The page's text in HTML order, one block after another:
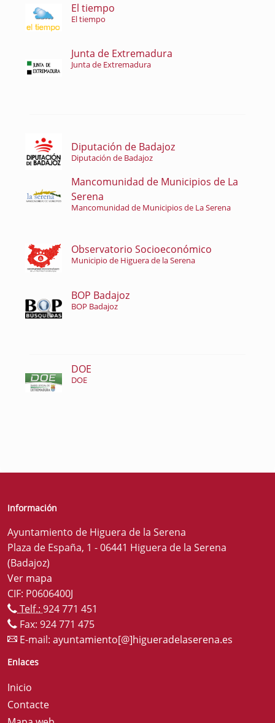
El tiempo
El tiempo
Junta de Extremadura
Junta de Extremadura
Diputación de Badajoz
Diputación de Badajoz
Mancomunidad de Municipios de La
Serena
Mancomunidad de Municipios de La Serena
Observatorio Socioeconómico
Municipio de Higuera de la Serena
BOP Badajoz
BOP Badajoz
DOE
DOE
Información
Ayuntamiento de Higuera de la Serena
Plaza de España, 1 - 06441 Higuera de la Serena
(Badajoz)
Ver mapa
CIF: P0606400J
Telf.: 924 771 451
Fax: 924 771 475
E-mail: ayuntamiento[@]higueradelaserena.es
Enlaces
Inicio
Contacte